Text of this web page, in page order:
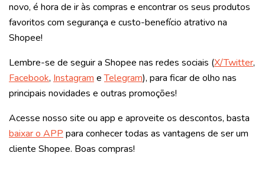
novo, é hora de ir às compras e encontrar os seus produtos
favoritos com segurança e custo-benefício atrativo na
Shopee!
Lembre-se de seguir a Shopee nas redes sociais (X/Twitter,
Facebook, Instagram eTelegram), para ficar de olho nas
principais novidades e outras promoções!
Acesse nosso site ou app e aproveite os descontos, basta
baixar o APP para conhecer todas as vantagens de ser um
cliente Shopee. Boas compras!